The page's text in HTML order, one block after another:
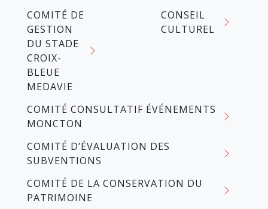
COMITÉ DE
GESTION
DU STADE
CROIX-
BLEUE
MEDAVIE
CONSEIL
CULTUREL
COMITÉ CONSULTATIF ÉVÉNEMENTS
MONCTON
COMITÉ D’ÉVALUATION DES
SUBVENTIONS
COMITÉ DE LA CONSERVATION DU
PATRIMOINE